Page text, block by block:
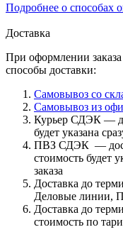
Подробнее о способах
Доставка
При оформлении
способы доставки:
Самовывоз со
Самовывоз из
Курьер СДЭК —
будет указана
ПВЗ СДЭК —
стоимость будет
заказа
Доставка до
Деловые линии,
Доставка до
стоимость по